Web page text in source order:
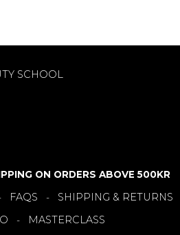
SCHOOL
ON ORDERS ABOVE 500KR
FAQS - SHIPPING & RETURNS
-
MASTERCLASS